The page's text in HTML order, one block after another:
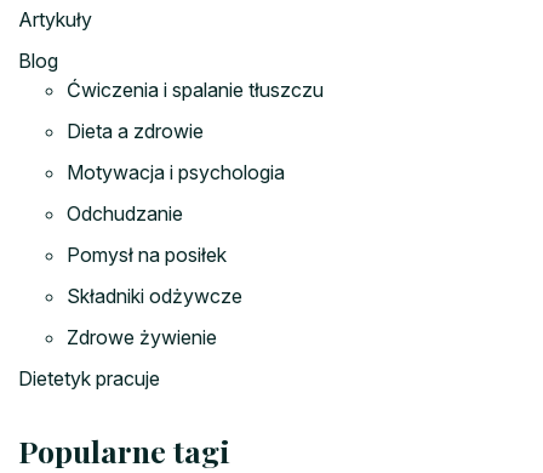
Artykuły
Blog
Ćwiczenia i spalanie tłuszczu
Dieta a zdrowie
Motywacja i psychologia
Odchudzanie
Pomysł na posiłek
Składniki odżywcze
Zdrowe żywienie
Dietetyk pracuje
Popularne tagi